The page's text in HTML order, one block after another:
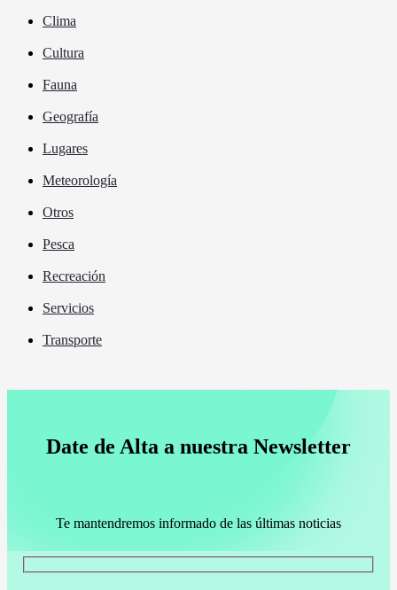
Clima
Cultura
Fauna
Geografía
Lugares
Meteorología
Otros
Pesca
Recreación
Servicios
Transporte
Date de Alta a nuestra Newsletter
Te mantendremos informado de las últimas noticias